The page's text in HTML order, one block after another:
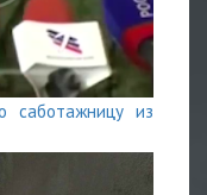
саботажницу из